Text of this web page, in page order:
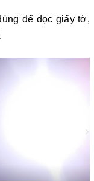
để đọc giấy tờ,